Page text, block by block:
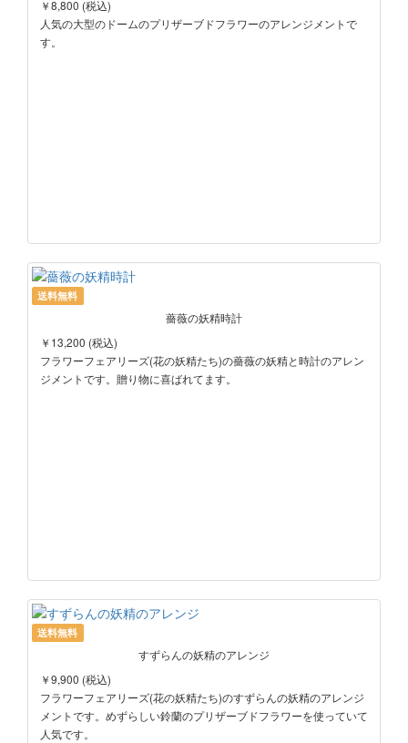
￥8,800 (税込)
人気の大型のドームのプリザーブドフラワーのアレンジメントで
す。
送料無料
薔薇の妖精時計
￥13,200 (税込)
フラワーフェアリーズ(花の妖精たち)の薔薇の妖精と時計のアレン
ジメントです。贈り物に喜ばれてます。
送料無料
すずらんの妖精のアレンジ
￥9,900 (税込)
フラワーフェアリーズ(花の妖精たち)のすずらんの妖精のアレンジ
メントです。めずらしい鈴蘭のプリザーブドフラワーを使っていて
人気です。